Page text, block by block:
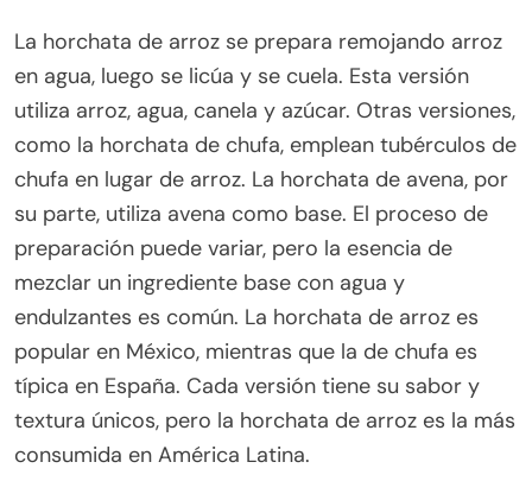
La horchata de arroz se prepara remojando arroz
en agua, luego se licúa y se cuela. Esta versión
utiliza arroz, agua, canela y azúcar. Otras versiones,
como la horchata de chufa, emplean tubérculos de
chufa en lugar de arroz. La horchata de avena, por
su parte, utiliza avena como base. El proceso de
preparación puede variar, pero la esencia de
mezclar un ingrediente base con agua y
endulzantes es común. La horchata de arroz es
popular en México, mientras que la de chufa es
típica en España. Cada versión tiene su sabor y
textura únicos, pero la horchata de arroz es la más
consumida en América Latina.